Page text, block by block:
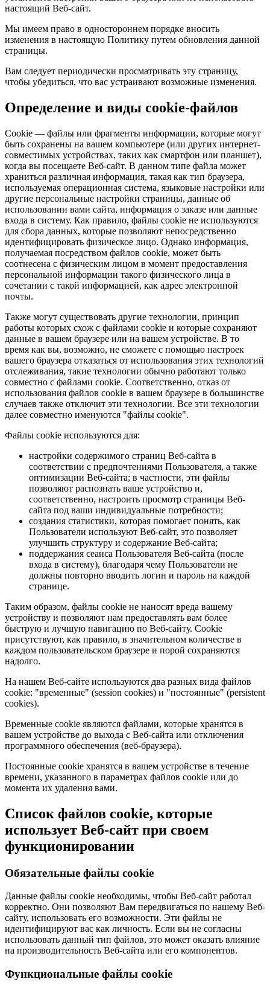
настоящий Веб-сайт.
Мы имеем право в одностороннем порядке вносить
изменения в настоящую Политику путем обновления данной
страницы.
Вам следует периодически просматривать эту страницу,
чтобы убедиться, что вас устраивают возможные изменения.
Определение и виды cookie-файлов
Cookie — файлы или фрагменты информации, которые могут
быть сохранены на вашем компьютере (или других интернет-
совместимых устройствах, таких как смартфон или планшет),
когда вы посещаете Веб-сайт. В данном типе файла может
храниться различная информация, такая как тип браузера,
используемая операционная система, языковые настройки или
другие персональные настройки страницы, данные об
использовании вами сайта, информация о заказе или данные
входа в систему. Как правило, файлы cookie не используются
для сбора данных, которые позволяют непосредственно
идентифицировать физическое лицо. Однако информация,
получаемая посредством файлов cookie, может быть
соотнесена с физическим лицом в момент предоставления
персональной информации такого физического лица в
сочетании с такой информацией, как адрес электронной
почты.
Также могут существовать другие технологии, принцип
работы которых схож с файлами cookie и которые сохраняют
данные в вашем браузере или на вашем устройстве. В то
время как вы, возможно, не сможете с помощью настроек
вашего браузера отказаться от использования этих технологий
отслеживания, такие технологии обычно работают только
совместно с файлами cookie. Соответственно, отказ от
использования файлов cookie в вашем браузере в большинстве
случаев также отключит эти технологии. Все эти технологии
далее совместно именуются "файлы cookie".
Файлы cookie используются для:
настройки содержимого страниц Веб-сайта в
соответствии с предпочтениями Пользователя, а также
оптимизации Веб-сайта; в частности, эти файлы
позволяют распознать ваше устройство и,
соответственно, настроить просмотр страницы Веб-
сайта под ваши индивидуальные потребности;
создания статистики, которая помогает понять, как
Пользователи используют Веб-сайт, это позволяет
улучшить структуру и содержание Веб-сайта;
поддержания сеанса Пользователя Веб-сайта (после
входа в систему), благодаря чему Пользователи не
должны повторно вводить логин и пароль на каждой
странице.
Таким образом, файлы cookie не наносят вреда вашему
устройству и позволяют нам предоставлять вам более
быструю и лучшую навигацию по Веб-сайту. Cookie
присутствуют, как правило, в значительном количестве в
каждом пользовательском браузере и порой сохраняются
надолго.
На нашем Веб-сайте используются два разных вида файлов
cookie: "временные" (session cookies) и "постоянные" (persistent
cookies).
Временные cookie являются файлами, которые хранятся в
вашем устройстве до выхода с Веб-сайта или отключения
программного обеспечения (веб-браузера).
Постоянные cookie хранятся в вашем устройстве в течение
времени, указанного в параметрах файлов cookie или до
момента их удаления вами.
Список файлов cookie, которые
использует Веб-сайт при своем
функционировании
Обязательные файлы cookie
Данные файлы cookie необходимы, чтобы Веб-сайт работал
корректно. Они позволяют Вам передвигаться по нашему Веб-
сайту, использовать его возможности. Эти файлы не
идентифицируют вас как личность. Если вы не согласны
использовать данный тип файлов, это может оказать влияние
на производительность Веб-сайта или его компонентов.
Функциональные файлы cookie